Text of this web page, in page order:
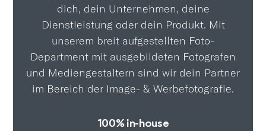
dich, dein Unternehmen, deine
Dienstleistung oder dein Produkt. Mit
unserem breit aufgestellten Foto-
Department mit ausgebildeten Fotografen
und Mediengestaltern sind wir dein Partner
im Bereich der Image- & Werbefotografie.
100% in-house